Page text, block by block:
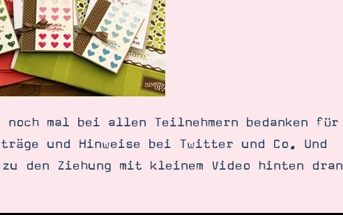
mal bei allen Teilnehmern bedanken für
und Hinweise bei Twitter und Co. Und
den Ziehung mit kleinem Video hinten dran